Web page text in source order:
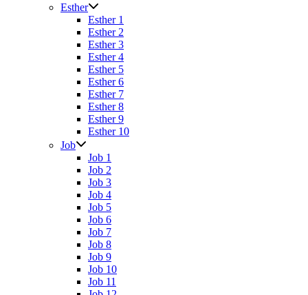
Esther
Esther 1
Esther 2
Esther 3
Esther 4
Esther 5
Esther 6
Esther 7
Esther 8
Esther 9
Esther 10
Job
Job 1
Job 2
Job 3
Job 4
Job 5
Job 6
Job 7
Job 8
Job 9
Job 10
Job 11